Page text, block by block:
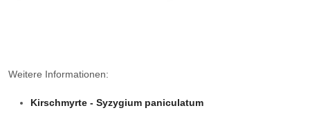
Weitere Informationen:
Kirschmyrte - Syzygium paniculatum